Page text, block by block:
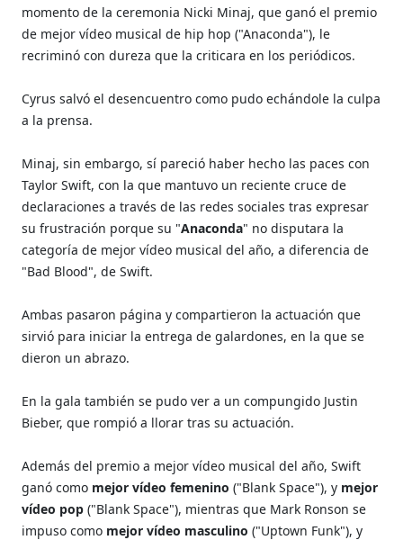
momento de la ceremonia Nicki Minaj, que ganó el premio
de mejor vídeo musical de hip hop ("Anaconda"), le
recriminó con dureza que la criticara en los periódicos.
Cyrus salvó el desencuentro como pudo echándole la culpa
a la prensa.
Minaj, sin embargo, sí pareció haber hecho las paces con
Taylor Swift, con la que mantuvo un reciente cruce de
declaraciones a través de las redes sociales tras expresar
su frustración porque su "Anaconda" no disputara la
categoría de mejor vídeo musical del año, a diferencia de
"Bad Blood", de Swift.
Ambas pasaron página y compartieron la actuación que
sirvió para iniciar la entrega de galardones, en la que se
dieron un abrazo.
En la gala también se pudo ver a un compungido Justin
Bieber, que rompió a llorar tras su actuación.
Además del premio a mejor vídeo musical del año, Swift
ganó como mejor vídeo femenino("Blank Space"), y mejor
vídeo pop("Blank Space"), mientras que Mark Ronson se
impuso como mejor vídeo masculino ("Uptown Funk"), y